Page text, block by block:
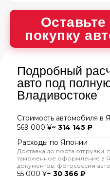
Оставьте
покупку
Подробный
авто под
Владивостоке
Стоимость автомобиля в
569 000 ¥~ 314 145 ₽
Расходы по Японии
Доставка до порта отгрузки,
таможенное оформление в
документов, фотосессия
55 000 ¥~ 30 366 ₽